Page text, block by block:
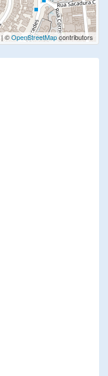
| ©OpenStreetMapcontributors